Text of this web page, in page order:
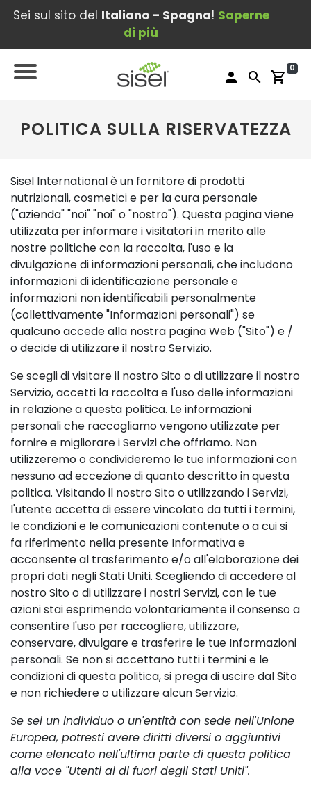
Sei sul sito del Italiano – Spagna! Saperne
di più
person search shopping_cart
0
POLITICA SULLA RISERVATEZZA
Sisel International è un fornitore di prodotti
nutrizionali, cosmetici e per la cura personale
("azienda" "noi" "noi" o "nostro"). Questa pagina viene
utilizzata per informare i visitatori in merito alle
nostre politiche con la raccolta, l'uso e la
divulgazione di informazioni personali, che includono
informazioni di identificazione personale e
informazioni non identificabili personalmente
(collettivamente "Informazioni personali") se
qualcuno accede alla nostra pagina Web ("Sito") e /
o decide di utilizzare il nostro Servizio.
Se scegli di visitare il nostro Sito o di utilizzare il nostro
Servizio, accetti la raccolta e l'uso delle informazioni
in relazione a questa politica. Le informazioni
personali che raccogliamo vengono utilizzate per
fornire e migliorare i Servizi che offriamo. Non
utilizzeremo o condivideremo le tue informazioni con
nessuno ad eccezione di quanto descritto in questa
politica. Visitando il nostro Sito o utilizzando i Servizi,
l'utente accetta di essere vincolato da tutti i termini,
le condizioni e le comunicazioni contenute o a cui si
fa riferimento nella presente Informativa e
acconsente al trasferimento e/o all'elaborazione dei
propri dati negli Stati Uniti. Scegliendo di accedere al
nostro Sito o di utilizzare i nostri Servizi, con le tue
azioni stai esprimendo volontariamente il consenso a
consentire l'uso per raccogliere, utilizzare,
conservare, divulgare e trasferire le tue Informazioni
personali. Se non si accettano tutti i termini e le
condizioni di questa politica, si prega di uscire dal Sito
e non richiedere o utilizzare alcun Servizio.
Se sei un individuo o un'entità con sede nell'Unione
Europea, potresti avere diritti diversi o aggiuntivi
come elencato nell'ultima parte di questa politica
alla voce "Utenti al di fuori degli Stati Uniti".